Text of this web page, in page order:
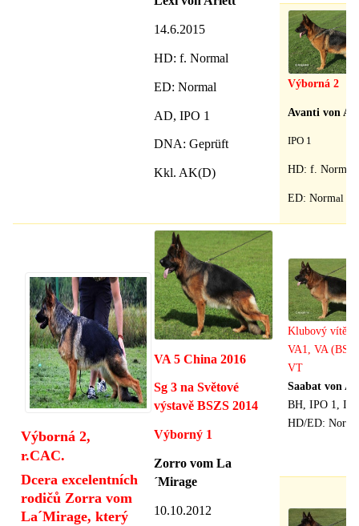
14.6.2015
HD: f. Normal
ED: Normal
AD, IPO 1
DNA: Geprüft
Kkl. AK(D)
Výborná 2
Avanti von
IPO 1
HD: f. Normal
ED: Normal
Výborná 2,
r.CAC.
Dcera excelentních
rodičů Zorra vom
La´Mirage, který
VA 5 China 2016
Sg 3 na Světové
výstavě BSZS 2014
Výborný 1
Zorro vom La
´Mirage
10.10.2012
Klubový vítěz
VA1, VA
VT
Saabat von
BH, IPO 1,
HD/ED: